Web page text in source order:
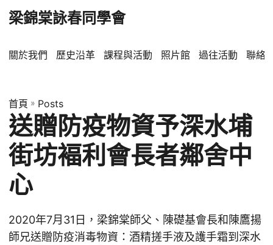
梁錦棠詠春同學會
關於我們 歷史沿革 課程與活動 照片館 過往活動 聯絡
首頁 » Posts
送贈防疫物資予深水埔
街坊褔利會長者鄰舍中
心
2020年7月31日，梁錦棠師父、陳礎基會長和陳鷹揚
師兄送贈防疫消毒物資：酒精搓手液及護手霜到深水